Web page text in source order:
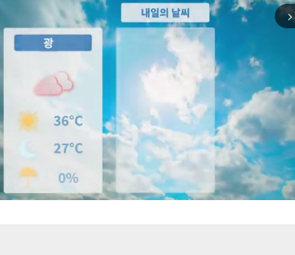
arrow_forward_ios